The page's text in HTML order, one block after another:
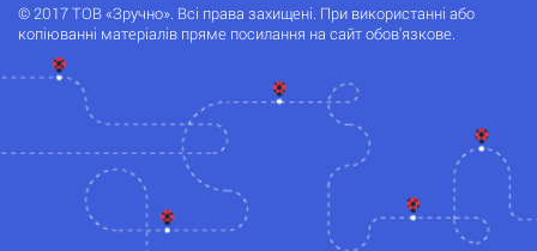
© 2017 ТОВ «Зручно». Всі права захищені. При використанні або
копіюванні матеріалів пряме посилання на сайт обов'язкове.